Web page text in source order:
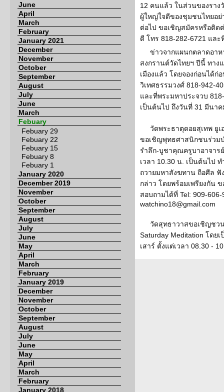
June
April
March
February
January 2021
December
November
October
September
August
July
June
March
Febuary
Febuary 29
Febuary 22
Febuary 15
Febuary 8
Febuary 1
January 2020
December 2019
November
October
September
August
July
June
May
April
March
February
January 2019
December
November
October
September
August
July
June
May
April
March
February
January 2018
12 คนแล้ว ในส่วนของราง
ผู้ใหญ่ใจดีของชุมชนไทยอย่
ต่อไป ขอเชิญสมัครหรือติด
ดี โทร 818-282-6721 แล
ข่าวจากแผนกตลาดอาห
สงกรานต์วัดไทยฯ ปีนี้ ทาง
เมืองแล้ว โดยจองก่อนได้
วิเทศธรรมวงศ์ 818-942-
และที่พระมหาประจวบ
เป็นต้นไป ถึงวันที่ 31 มีนาค
วัดพระธาตุดอยสุเทพ ยู
ขอเชิญพุทธศาสนิกชนร่วม
รำลึก-บูชาคุณครูบาอาจาร
เวลา 10.30 น. เป็นต้นไป
ถวายมหาสังฆทาน ถือศีล ฟั
กล่าว โดยพร้อมเพรียงกัน
สอบถามได้ที่ Tel: 909-606-
watchino18@gmail.com
วัดสุทธาวาสขอเชิญชว
Saturday Meditation โดย
เสาร์ ตั้งแต่เวลา 08.30 -